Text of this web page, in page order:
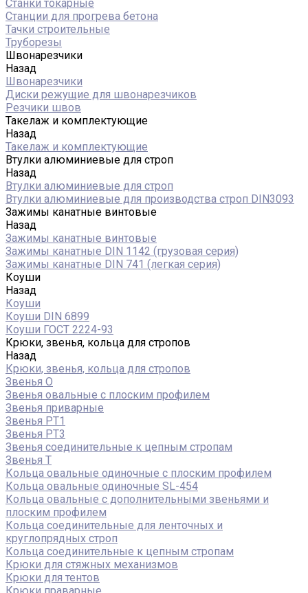
Станки токарные
Станции для прогрева бетона
Тачки строительные
Труборезы
Швонарезчики
Назад
Швонарезчики
Диски режущие для швонарезчиков
Резчики швов
Такелаж и комплектующие
Назад
Такелаж и комплектующие
Втулки алюминиевые для строп
Назад
Втулки алюминиевые для строп
Втулки алюминиевые для производства строп DIN3093
Зажимы канатные винтовые
Назад
Зажимы канатные винтовые
Зажимы канатные DIN 1142 (грузовая серия)
Зажимы канатные DIN 741 (легкая серия)
Коуши
Назад
Коуши
Коуши DIN 6899
Коуши ГОСТ 2224-93
Крюки, звенья, кольца для стропов
Назад
Крюки, звенья, кольца для стропов
Звенья О
Звенья овальные с плоским профилем
Звенья приварные
Звенья РТ1
Звенья РТ3
Звенья соединительные к цепным стропам
Звенья Т
Кольца овальные одиночные c плоским профилем
Кольца овальные одиночные SL-454
Кольца овальные с дополнительными звеньями и
плоским профилем
Кольца соединительные для ленточных и
круглопрядных строп
Кольца соединительные к цепным стропам
Крюки для стяжных механизмов
Крюки для тентов